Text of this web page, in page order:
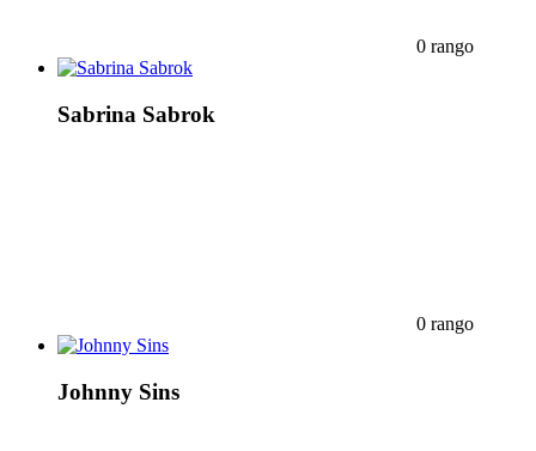
0 rango
Sabrina Sabrok
0 rango
Johnny Sins